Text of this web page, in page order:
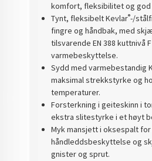
komfort, fleksibilitet og
Tynt, fleksibelt Kevlar®-/
fingre og håndbak, med
tilsvarende EN 388 kuttnivå
varmebeskyttelse.
Sydd med varmebestandig
maksimal strekkstyrke og
temperaturer.
Forsterkning i geiteskinn i
ekstra slitestyrke i et høyt
Myk mansjett i oksespalt
håndleddsbeskyttelse og
gnister og sprut.